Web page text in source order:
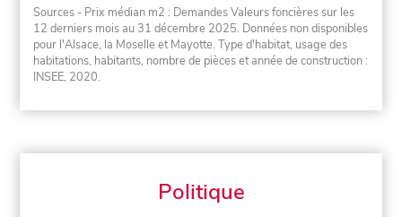
Sources - Prix médian m2 : Demandes Valeurs foncières sur les
12 derniers mois au 31 décembre 2025. Données non disponibles
pour l'Alsace, la Moselle et Mayotte. Type d'habitat, usage des
habitations, habitants, nombre de pièces et année de construction :
INSEE, 2020.
Politique